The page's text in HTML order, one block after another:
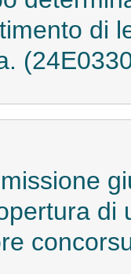
di
di